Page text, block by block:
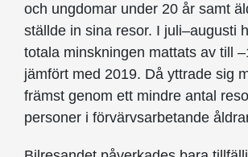
och ungdomar under 20 år samt
ställde in sina resor. I juli–augusti
totala minskningen mattats av till
jämfört med 2019. Då yttrade sig
främst genom ett mindre antal
personer i förvärvsarbetande